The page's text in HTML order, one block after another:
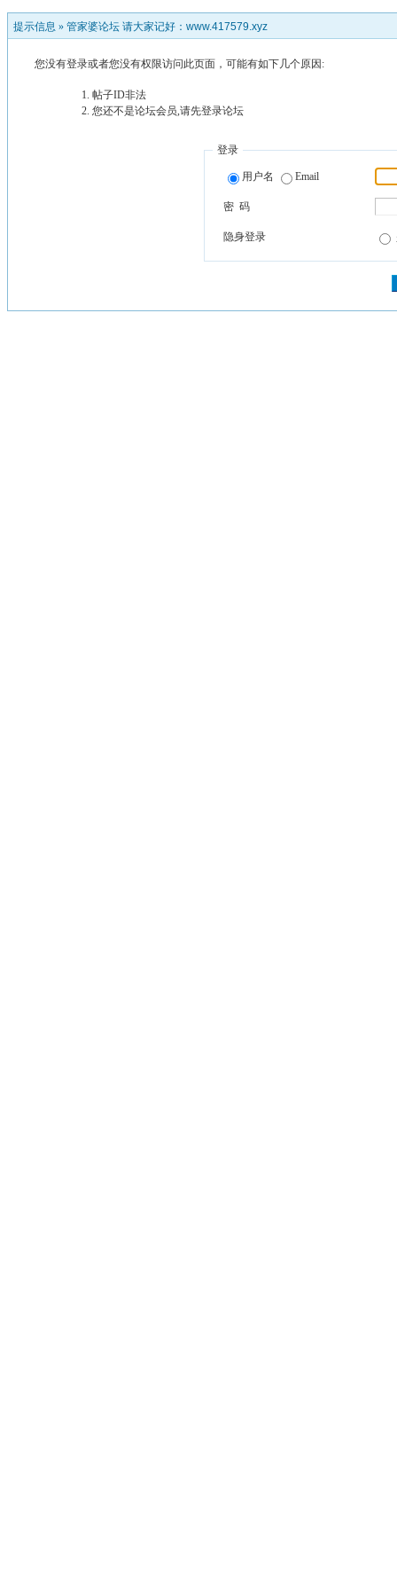
提示信息 » 管家婆论坛 请大家记好：www.417579.xyz
您没有登录或者您没有权限访问此页面，可能有如下几个原因:
帖子ID非法
您还不是论坛会员,请先登录论坛
登录
用户名 Email
密 码
隐身登录